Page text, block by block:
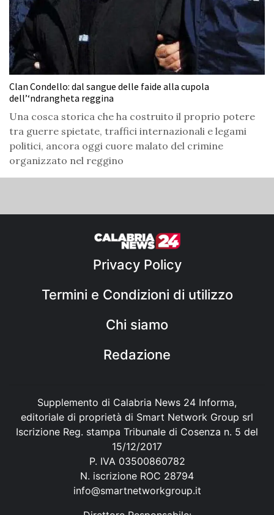
Clan Condello: dal sangue delle faide alla cupola
dell’‘ndrangheta reggina
Una cosca storica che ha costruito il proprio potere
tra guerre spietate, traffici internazionali e legami
politici, ancora oggi cuore malato del crimine
organizzato nel reggino
Privacy Policy
Termini e Condizioni di utilizzo
Chi siamo
Redazione
Supplemento di Calabria News 24 Informa,
editoriale di proprietà di Smart Network Group srl
Iscrizione Reg. stampa Tribunale di Cosenza n. 5 del
15/12/2017
P. IVA 03500860782
N. iscrizione ROC 28794
info@smartnetworkgroup.it